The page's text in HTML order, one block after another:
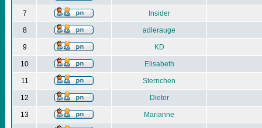
7 Insider
8 adlerauge
9 KD
10 Elisabeth
11 Sternchen
12 Dieter
13 Marianne